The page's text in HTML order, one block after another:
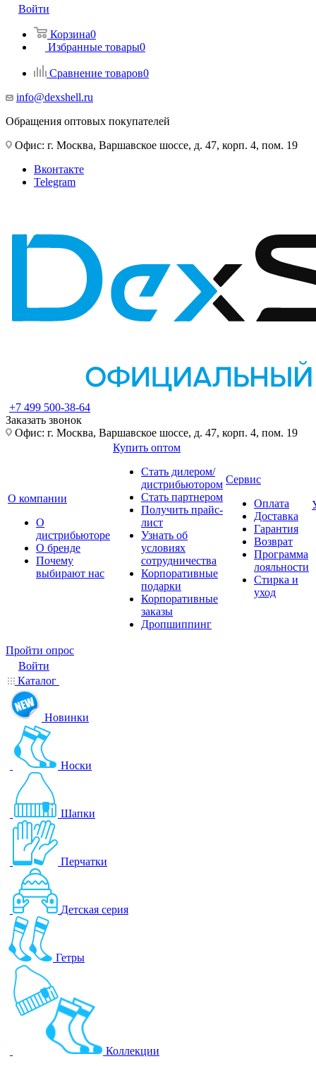
Войти
Корзина0
Избранные товары0
Сравнение товаров0
info@dexshell.ru
Обращения оптовых покупателей
Офис: г. Москва, Варшавское шоссе, д. 47, корп. 4, пом. 19
Вконтакте
Telegram
+7 499 500-38-64
Заказать звонок
Офис: г. Москва, Варшавское шоссе, д. 47, корп. 4, пом. 19
О компании
О
дистрибьюторе
О бренде
Почему
выбирают нас
Купить оптом
Стать дилером/
дистрибьютором
Стать партнером
Получить прайс-
лист
Узнать об
условиях
сотрудничества
Корпоративные
подарки
Корпоративные
заказы
Дропшиппинг
Сервис
Оплата
Доставка
Гарантия
Возврат
Программа
лояльности
Стирка и
уход
Пройти опрос
Войти
Каталог
Новинки
Носки
Шапки
Перчатки
Детская серия
Гетры
Коллекции